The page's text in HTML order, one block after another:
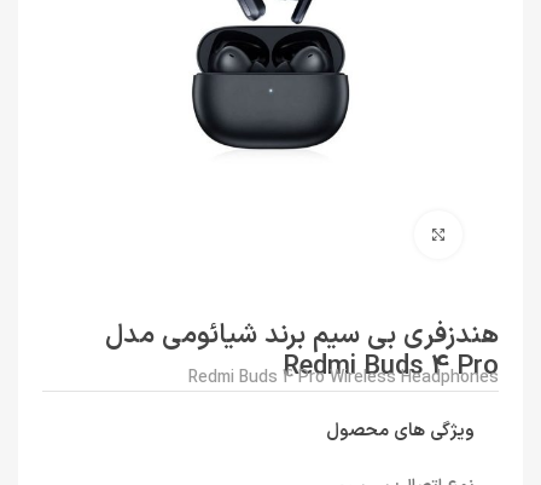
هندزفری بی سیم برند شیائومی مدل
Redmi Buds 4 Pro
Redmi Buds 4 Pro Wireless Headphones
ویژگی های محصول